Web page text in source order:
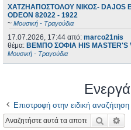
ΧΑΤΖΗΑΠΟΣΤΟΛΟΥ ΝΙΚΟΣ- DAJOS
ODEON 82022 - 1922
~ Μουσική - Τραγούδια
17.07.2026, 17:44 από: marco21nis
θέμα: ΒΕΜΠΟ ΣΟΦΙΑ HIS MASTER'S
Μουσική - Τραγούδια
Επιστροφή στην ειδική αναζήτηση